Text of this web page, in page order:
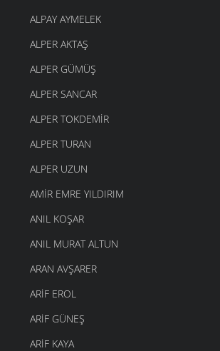
ALPAY AYMELEK
ALPER AKTAŞ
ALPER GÜMÜŞ
ALPER SANCAR
ALPER TOKDEMIR
ALPER TURAN
ALPER UZUN
AMIR EMRE YILDIRIM
ANIL KOŞAR
ANIL MURAT ALTUN
ARAN AVŞARER
ARIF EROL
ARIF GÜNEŞ
ARIF KAYA